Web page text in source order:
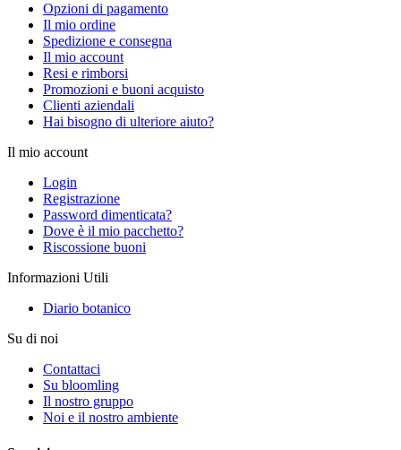
Opzioni di pagamento
Il mio ordine
Spedizione e consegna
Il mio account
Resi e rimborsi
Promozioni e buoni acquisto
Clienti aziendali
Hai bisogno di ulteriore aiuto?
Il mio account
Login
Registrazione
Password dimenticata?
Dove è il mio pacchetto?
Riscossione buoni
Informazioni Utili
Diario botanico
Su di noi
Contattaci
Su bloomling
Il nostro gruppo
Noi e il nostro ambiente